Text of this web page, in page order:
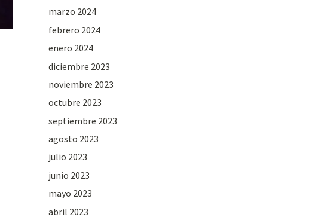
marzo 2024
febrero 2024
enero 2024
diciembre 2023
noviembre 2023
octubre 2023
septiembre 2023
agosto 2023
julio 2023
junio 2023
mayo 2023
abril 2023